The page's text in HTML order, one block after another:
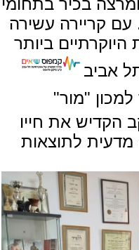
עם קריירה עשירה
ביותר
אביב
למכון "מור"
הקדיש את חייו
מדעית לתוצאות